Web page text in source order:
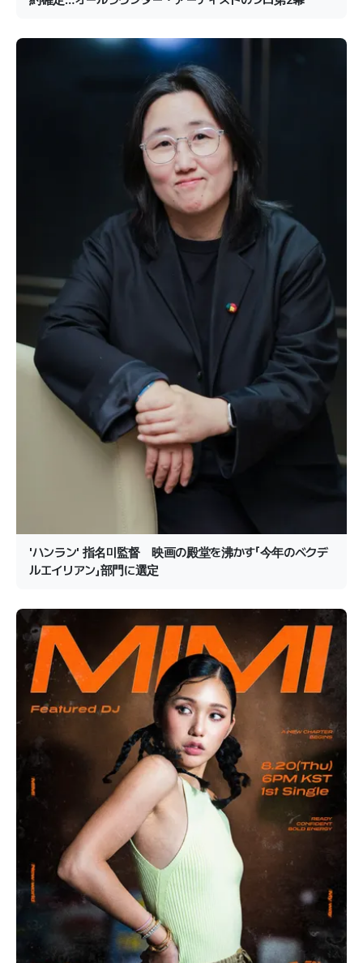
'ハンラン' 指名미監督 映画の殿堂を沸かす「今年のベクデ
ルエイリアン」部門に選定